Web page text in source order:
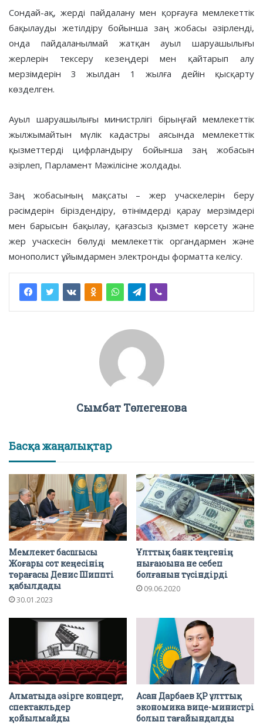
Сондай-ақ, жерді пайдалану мен қорғауға мемлекеттік
бақылауды жетілдіру бойынша заң жобасы әзірленді,
онда пайдаланылмай жатқан ауыл шаруашылығы
жерлерін тексеру кезеңдері мен қайтарып алу
мерзімдерін 3 жылдан 1 жылға дейін қысқарту
көзделген.
Ауыл шаруашылығы министрлігі бірыңғай мемлекеттік
жылжымайтын мүлік кадастры аясында мемлекеттік
қызметтерді цифрландыру бойынша заң жобасын
әзірлеп, Парламент Мәжілісіне жолдады.
Заң жобасының мақсаты – жер учаскелерін беру
рәсімдерін біріздендіру, өтінімдерді қарау мерзімдері
мен барысын бақылау, қағазсыз қызмет көрсету және
жер учаскесін бөлуді мемлекеттік органдармен және
монополист ұйымдармен электронды форматта келісу.
Сымбат Төлегенова
Басқа жаңалықтар
Мемлекет басшысы
Жоғары сот кеңесінің
төрағасы Денис Шиппті
қабылдады
30.01.2023
Ұлттық банк теңгенің
нығаюына не себеп
болғанын түсіндірді
09.06.2020
Алматыда әзірге концерт,
спектакльдер
қойылмайды
Асан Дарбаев ҚР ұлттық
экономика вице-министрі
болып тағайындалды